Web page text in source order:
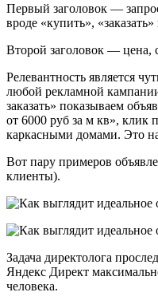
Первый заголовок —
вроде «купить»,
Второй заголовок — цена,
Релевантность является
любой рекламной
заказать» показываем
от 6000 руб за м кв», клик
каркасными домами. Это
Вот пару примеров
клиенты).
Задача директолога
Яндекс Директ
человека.